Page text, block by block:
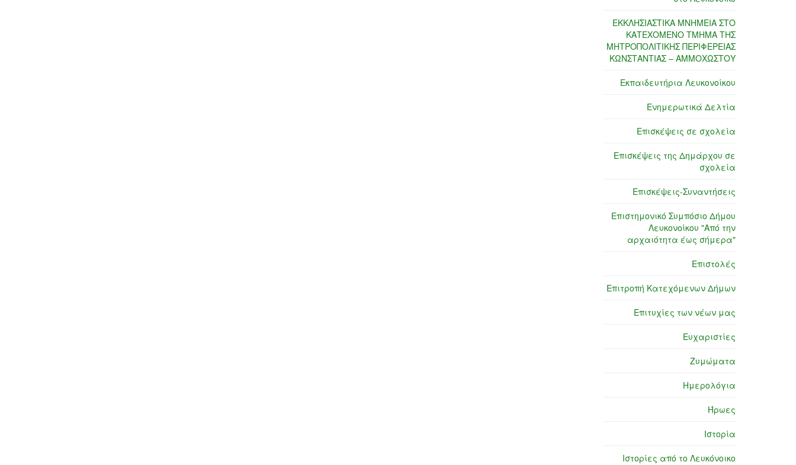
ΕΚΚΛΗΣΙΑΣΤΙΚΑ ΜΝΗΜΕΙΑ ΣΤΟ
ΚΑΤΕΧΟΜΕΝΟ ΤΜΗΜΑ ΤΗΣ
ΜΗΤΡΟΠΟΛΙΤΙΚΗΣ ΠΕΡΙΦΕΡΕΙΑΣ
ΚΩΝΣΤΑΝΤΙΑΣ – ΑΜΜΟΧΩΣΤΟΥ
Εκπαιδευτήρια Λευκονοίκου
Ενημερωτικά Δελτία
Επισκέψεις σε σχολεία
Επισκέψεις της Δημάρχου σε
σχολεία
Επισκέψεις-Συναντήσεις
Επιστημονικό Συμπόσιο Δήμου
Λευκονοίκου "Από την
αρχαιότητα έως σήμερα"
Επιστολές
Επιτροπή Κατεχόμενων Δήμων
Επιτυχίες των νέων μας
Ευχαριστίες
Ζυμώματα
Ημερολόγια
Ήρωες
Ιστορία
Ιστορίες από το Λευκόνοικο